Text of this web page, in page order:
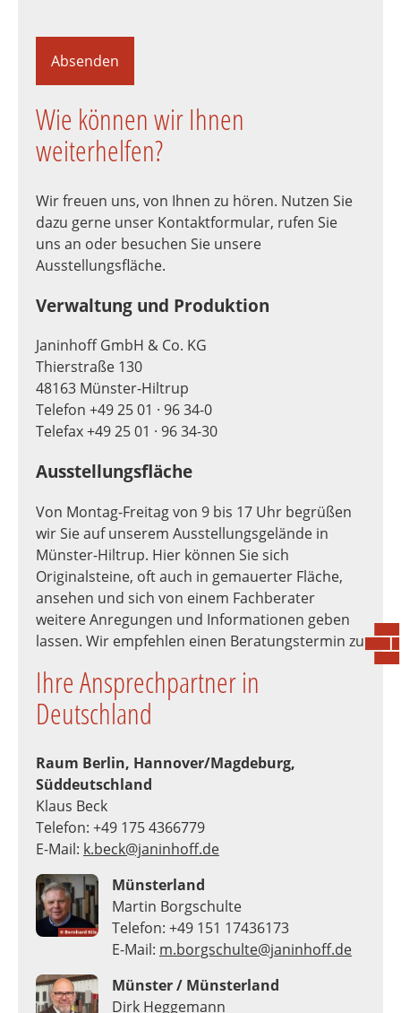
Absenden
Wie können wir Ihnen
weiterhelfen?
Wir freuen uns, von Ihnen zu hören. Nutzen Sie
dazu gerne unser Kontaktformular, rufen Sie
uns an oder besuchen Sie unsere
Ausstellungsfläche.
Verwaltung und Produktion
Janinhoff GmbH & Co. KG
Thierstraße 130
48163 Münster-Hiltrup
Telefon +49 25 01 · 96 34-0
Telefax +49 25 01 · 96 34-30
Ausstellungsfläche
Von Montag-Freitag von 9 bis 17 Uhr begrüßen
wir Sie auf unserem Ausstellungsgelände in
Münster-Hiltrup. Hier können Sie sich
Originalsteine, oft auch in gemauerter Fläche,
ansehen und sich von einem Fachberater
weitere Anregungen und Informationen geben
lassen. Wir empfehlen einen Beratungstermin zu
Ihre Ansprechpartner in
Deutschland
Raum Berlin, Hannover/Magdeburg,
Süddeutschland
Klaus Beck
Telefon: +49 175 4366779
E-Mail: k.beck@janinhoff.de
Münsterland
Martin Borgschulte
Telefon: +49 151 17436173
E-Mail: m.borgschulte@janinhoff.de
Münster / Münsterland
Dirk Heggemann